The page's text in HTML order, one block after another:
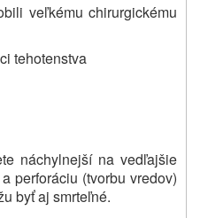
veľkému chirurgickému
tehotenstva
náchylnejší na vedľajšie
perforáciu (tvorbu vredov)
byť aj smrteľné.